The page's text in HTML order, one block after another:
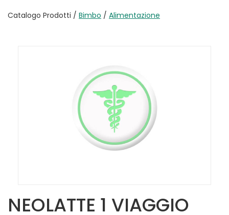
Catalogo Prodotti / Bimbo / Alimentazione
NEOLATTE 1 VIAGGIO